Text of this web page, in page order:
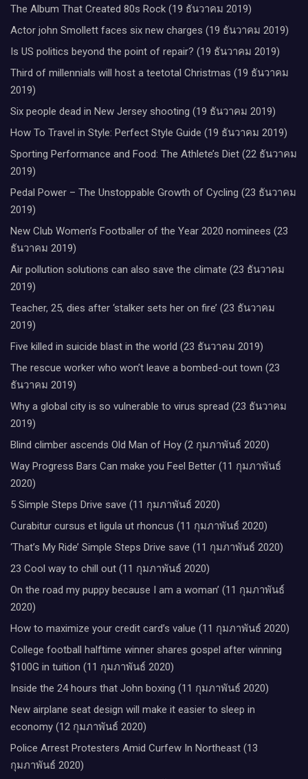
The Album That Created 80s Rock (19 ธันวาคม 2019)
Actor john Smollett faces six new charges (19 ธันวาคม 2019)
Is US politics beyond the point of repair? (19 ธันวาคม 2019)
Third of millennials will host a teetotal Christmas (19 ธันวาคม
2019)
Six people dead in New Jersey shooting (19 ธันวาคม 2019)
How To Travel in Style: Perfect Style Guide (19 ธันวาคม 2019)
Sporting Performance and Food: The Athlete’s Diet (22 ธันวาคม
2019)
Pedal Power – The Unstoppable Growth of Cycling (23 ธันวาคม
2019)
New Club Women’s Footballer of the Year 2020 nominees (23
ธันวาคม 2019)
Air pollution solutions can also save the climate (23 ธันวาคม
2019)
Teacher, 25, dies after ‘stalker sets her on fire’ (23 ธันวาคม
2019)
Five killed in suicide blast in the world (23 ธันวาคม 2019)
The rescue worker who won’t leave a bombed-out town (23
ธันวาคม 2019)
Why a global city is so vulnerable to virus spread (23 ธันวาคม
2019)
Blind climber ascends Old Man of Hoy (2 กุมภาพันธ์ 2020)
Way Progress Bars Can make you Feel Better (11 กุมภาพันธ์
2020)
5 Simple Steps Drive save (11 กุมภาพันธ์ 2020)
Curabitur cursus et ligula ut rhoncus (11 กุมภาพันธ์ 2020)
‘That’s My Ride’ Simple Steps Drive save (11 กุมภาพันธ์ 2020)
23 Cool way to chill out (11 กุมภาพันธ์ 2020)
On the road my puppy because I am a woman’ (11 กุมภาพันธ์
2020)
How to maximize your credit card’s value (11 กุมภาพันธ์ 2020)
College football halftime winner shares gospel after winning
$100G in tuition (11 กุมภาพันธ์ 2020)
Inside the 24 hours that John boxing (11 กุมภาพันธ์ 2020)
New airplane seat design will make it easier to sleep in
economy (12 กุมภาพันธ์ 2020)
Police Arrest Protesters Amid Curfew In Northeast (13
กุมภาพันธ์ 2020)